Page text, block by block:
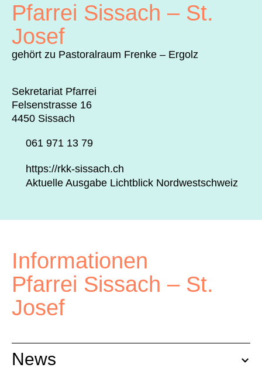
ePaper
aktuelle Ausgabe
Suchen
Pfarrei Sissach – St.
Josef
gehört zu Pastoralraum Frenke – Ergolz
Sekretariat Pfarrei
Felsenstrasse 16
4450 Sissach
061 971 13 79
https://rkk-sissach.ch
Aktuelle Ausgabe Lichtblick Nordwestschweiz
Informationen
Pfarrei Sissach – St.
Josef
News